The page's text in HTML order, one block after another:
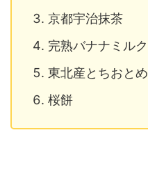
京都宇治抹茶
完熟バナナミルク
東北産とちおとめ
桜餅